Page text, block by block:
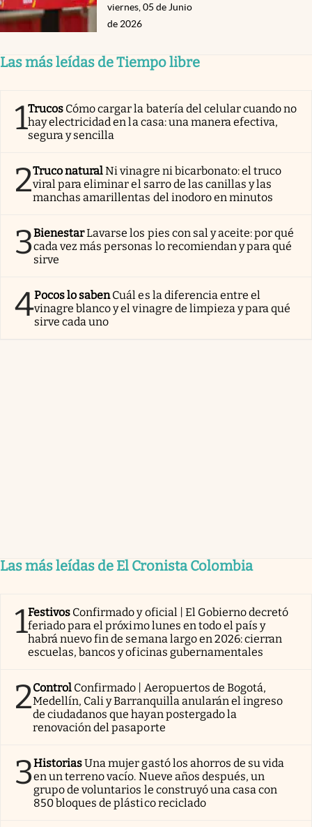
viernes, 05 de Junio
de 2026
Las más leídas de Tiempo libre
1Trucos Cómo cargar la batería del celular cuando no
hay electricidad en la casa: una manera efectiva,
segura y sencilla
2Truco naturalNi vinagre ni bicarbonato: el truco
viral para eliminar el sarro de las canillas y las
manchas amarillentas del inodoro en minutos
3BienestarLavarse los pies con sal y aceite: por qué
cada vez más personas lo recomiendan y para qué
sirve
4Pocos lo sabenCuál es la diferencia entre el
vinagre blanco y el vinagre de limpieza y para qué
sirve cada uno
Las más leídas de El Cronista Colombia
1Festivos Confirmado y oficial | El Gobierno decretó
feriado para el próximo lunes en todo el país y
habrá nuevo fin de semana largo en 2026: cierran
escuelas, bancos y oficinas gubernamentales
2Control Confirmado | Aeropuertos de Bogotá,
Medellín, Cali y Barranquilla anularán el ingreso
de ciudadanos que hayan postergado la
renovación del pasaporte
3HistoriasUna mujer gastó los ahorros de su vida
en un terreno vacío. Nueve años después, un
grupo de voluntarios le construyó una casa con
850 bloques de plástico reciclado